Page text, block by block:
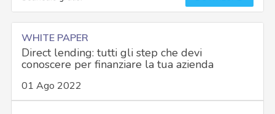
WHITE PAPER
Direct lending: tutti gli step che devi
conoscere per finanziare la tua azienda
01 Ago 2022